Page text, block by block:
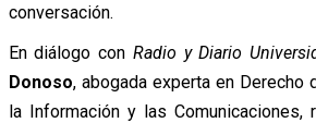
conversación.
En diálogo con Radio y Diario
Donoso, abogada experta en Derecho
la Información y las Comunicaciones,